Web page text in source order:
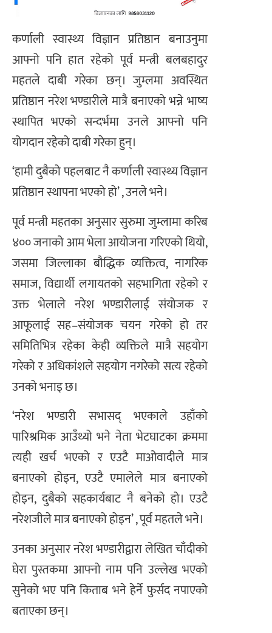
कर्णाली स्वास्थ्य विज्ञान प्रतिष्ठान बनाउनुमा
आफ्नो पनि हात रहेको पूर्व मन्त्री बलबहादुर
महतले दाबी गरेका छन्। जुम्लमा अवस्थित
प्रतिष्ठान नरेश भण्डारीले मात्रै बनाएको भन्ने भाष्य
स्थापित भएको सन्दर्भमा उनले आफ्नो पनि
योगदान रहेको दाबी गरेका हुन्।
‘हामी दुबैको पहलबाट नै कर्णाली स्वास्थ्य विज्ञान
प्रतिष्ठान स्थापना भएको हो’ , उनले भने।
पूर्व मन्त्री महतका अनुसार सुरुमा जुम्लामा करिब
४०० जनाको आम भेला आयोजना गरिएको थियो,
जसमा जिल्लाका बौद्धिक व्यक्तित्व, नागरिक
समाज, विद्यार्थी लगायतको सहभागिता रहेको र
उक्त भेलाले नरेश भण्डारीलाई संयोजक र
आफूलाई सह–संयोजक चयन गरेको हो तर
समितिभित्र रहेका केही व्यक्तिले मात्रै सहयोग
गरेको र अधिकांशले सहयोग नगरेको सत्य रहेको
उनको भनाइ छ।
‘नरेश भण्डारी सभासद् भएकाले उहाँको
पारिश्रमिक आउँथ्यो भने नेता भेटघाटका क्रममा
त्यही खर्च भएको र एउटै माओवादीले मात्र
बनाएको होइन, एउटै एमालेले मात्र बनाएको
होइन, दुबैको सहकार्यबाट नै बनेको हो। एउटै
नरेशजीले मात्र बनाएको होइन’ , पूर्व महतले भने।
उनका अनुसार नरेश भण्डारीद्वारा लेखित चाँदीको
घेरा पुस्तकमा आफ्नो नाम पनि उल्लेख भएको
सुनेको भए पनि किताब भने हेर्ने फुर्सद नपाएको
बताएका छन्।